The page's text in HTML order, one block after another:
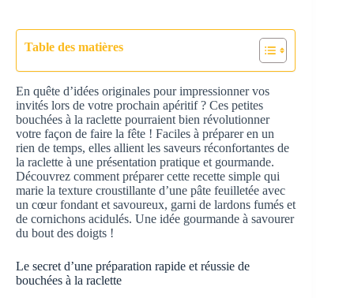
Table des matières
En quête d’idées originales pour impressionner vos
invités lors de votre prochain apéritif ? Ces petites
bouchées à la raclette pourraient bien révolutionner
votre façon de faire la fête ! Faciles à préparer en un
rien de temps, elles allient les saveurs réconfortantes de
la raclette à une présentation pratique et gourmande.
Découvrez comment préparer cette recette simple qui
marie la texture croustillante d’une pâte feuilletée avec
un cœur fondant et savoureux, garni de lardons fumés et
de cornichons acidulés. Une idée gourmande à savourer
du bout des doigts !
Le secret d’une préparation rapide et réussie de
bouchées à la raclette